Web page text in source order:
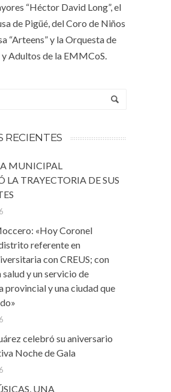
“Héctor David Long”, el
de Pigüé, del Coro de Niños
“Arteens” y la Orquesta de
y Adultos de la EMMCoS.
RECIENTES
MUNICIPAL
LA TRAYECTORIA DE SUS
«Hoy Coronel
referente en
con CREUS; con
salud y un servicio de
provincial y una ciudad que
celebró su aniversario
Noche de Gala
UNA